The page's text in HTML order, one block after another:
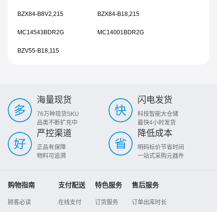
BZX84-B8V2,215 BZX84-B18,215
MC14543BDR2G MC14001BDR2G
BZV55-B18,115
海量现货
76万种现货SKU
品类不断扩充中
闪电发货
科技智能大仓储
最快4小时发货
严控渠道
正品有保障
物料可追溯
降低成本
明码标价节省时间
一站式采购元器件
购物指南
顾客必读
支付配送
在线支付
特色服务
订货服务
售后服务
订单出库时长